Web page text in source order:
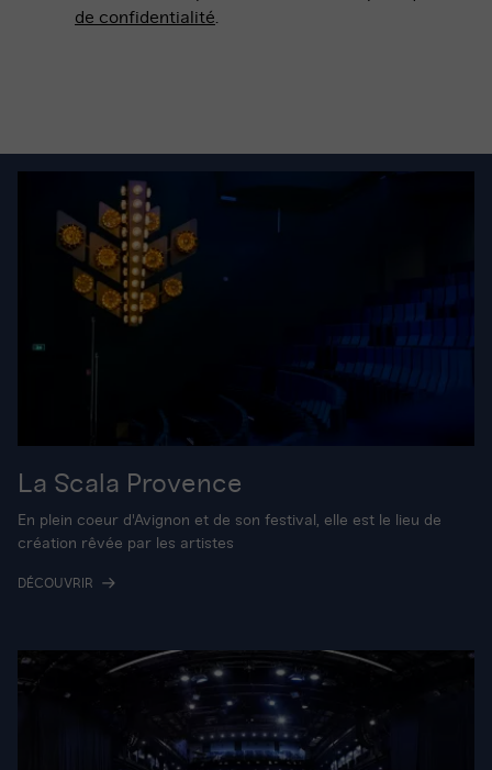
de confidentialité
La Scala Provence
En plein coeur d'Avignon et de son festival, elle est le lieu de
création rêvée par les artistes
DÉCOUVRIR